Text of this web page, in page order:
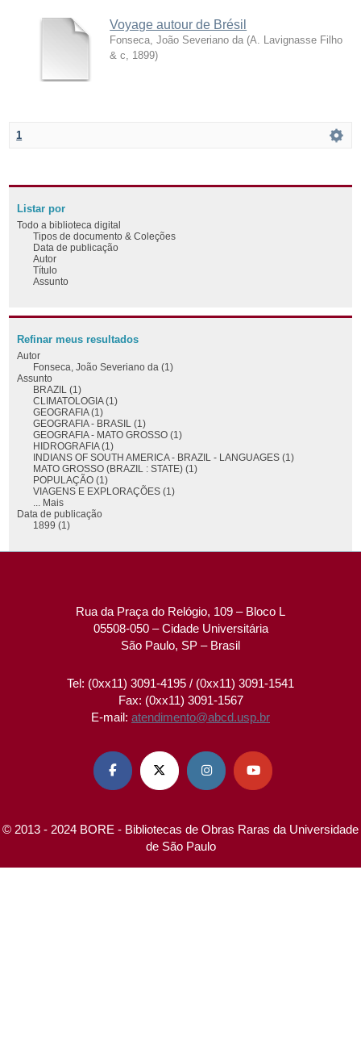
Voyage autour de Brésil
Fonseca, João Severiano da (A. Lavignasse Filho
& c
1899)
1
Listar por
Todo a biblioteca digital
Tipos de documento & Coleções
Data de publicação
Autor
Título
Assunto
Refinar meus resultados
Autor
Fonseca, João Severiano da (1)
Assunto
BRAZIL (1)
CLIMATOLOGIA (1)
GEOGRAFIA (1)
GEOGRAFIA - BRASIL (1)
GEOGRAFIA - MATO GROSSO (1)
HIDROGRAFIA (1)
INDIANS OF SOUTH AMERICA - BRAZIL - LANGUAGES (1)
MATO GROSSO (BRAZIL : STATE) (1)
POPULAÇÃO (1)
VIAGENS E EXPLORAÇÕES (1)
... Mais
Data de publicação
1899 (1)
Rua da Praça do Relógio, 109 – Bloco L
05508-050 – Cidade Universitária
São Paulo, SP – Brasil
Tel: (0xx11) 3091-4195 / (0xx11) 3091-1541
Fax: (0xx11) 3091-1567
E-mail: atendimento@abcd.usp.br
   
© 2013 - 2024 BORE - Bibliotecas de Obras Raras da Universidade
de São Paulo